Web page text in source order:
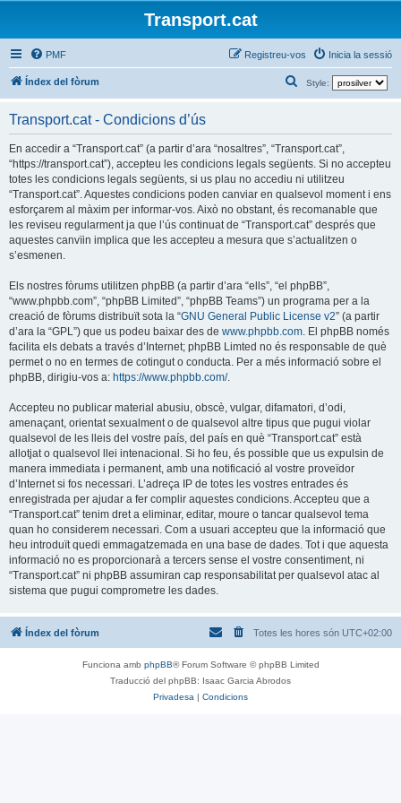
Transport.cat
PMF Inicia la sessió
Registreu-vos
Índex del fòrum Style:
e
c
a
Transport.cat - Condicions d’ús
En accedir a “Transport.cat” (a partir d’ara “nosaltres”, “Transport.cat”,
“https://transport.cat”), accepteu les condicions legals següents. Si no accepteu
totes les condicions legals següents, si us plau no accediu ni utilitzeu
“Transport.cat”. Aquestes condicions poden canviar en qualsevol moment i ens
esforçarem al màxim per informar-vos. Això no obstant, és recomanable que
les reviseu regularment ja que l’ús continuat de “Transport.cat” després que
aquestes canvïin implica que les accepteu a mesura que s’actualitzen o
s’esmenen.
Els nostres fòrums utilitzen phpBB (a partir d’ara “ells”, “el phpBB”,
“www.phpbb.com”, “phpBB Limited”, “phpBB Teams”) un programa per a la
creació de fòrums distribuït sota la “GNU General Public License v2” (a partir
d’ara la “GPL”) que us podeu baixar des de www.phpbb.com . El phpBB només
facilita els debats a través d’Internet; phpBB Limted no és responsable de què
permet o no en termes de cotingut o conducta. Per a més informació sobre el
phpBB, dirigiu-vos a: https://www.phpbb.com/.
Accepteu no publicar material abusiu, obscè, vulgar, difamatori, d’odi,
amenaçant, orientat sexualment o de qualsevol altre tipus que pugui violar
qualsevol de les lleis del vostre país, del país en què “Transport.cat” està
allotjat o qualsevol llei intenacional. Si ho feu, és possible que us expulsin de
manera immediata i permanent, amb una notificació al vostre proveïdor
d’Internet si fos necessari. L’adreça IP de totes les vostres entrades és
enregistrada per ajudar a fer complir aquestes condicions. Accepteu que a
“Transport.cat” tenim dret a eliminar, editar, moure o tancar qualsevol tema
quan ho considerem necessari. Com a usuari accepteu que la informació que
heu introduït quedi emmagatzemada en una base de dades. Tot i que aquesta
informació no es proporcionarà a tercers sense el vostre consentiment, ni
“Transport.cat” ni phpBB assumiran cap responsabilitat per qualsevol atac al
sistema que pugui comprometre les dades.
Índex del fòrum Totes les hores són UTC+02:00
Funciona amb phpBB® Forum Software © phpBB Limited
Traducció del phpBB: Isaac Garcia Abrodos
Privadesa | Condicions